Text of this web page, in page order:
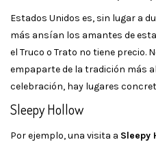
Estados Unidos es, sin lugar a
más ansían los amantes de
el Truco o Trato no tiene precio.
empaparte de la tradición más
celebración, hay lugares
Sleepy Hollow
Por ejemplo, una visita a Sleepy